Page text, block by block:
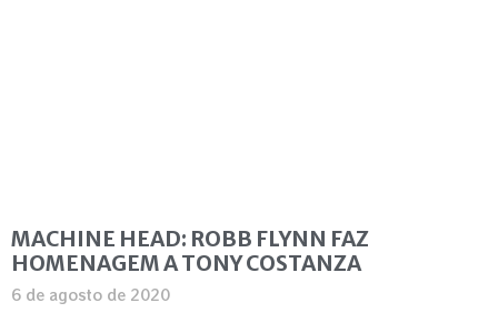
MACHINE HEAD: ROBB FLYNN FAZ
HOMENAGEM A TONY COSTANZA
6 de agosto de 2020